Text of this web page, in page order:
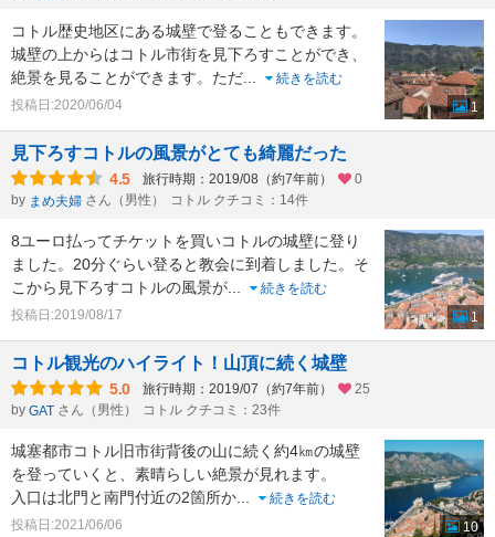
コトル歴史地区にある城壁で登ることもできます。
城壁の上からはコトル市街を見下ろすことができ、
絶景を見ることができます。ただ
続きを読む
投稿日:2020/06/04
1
見下ろすコトルの風景がとても綺麗だった
4.5 旅行時期：2019/08（約7年前）
0
by まめ夫婦 さん（男性） コトル クチコミ：14件
8ユーロ払ってチケットを買いコトルの城壁に登り
ました。20分ぐらい登ると教会に到着しました。そ
こから見下ろすコトルの風景が
続きを読む
投稿日:2019/08/17
1
コトル観光のハイライト！山頂に続く城壁
5.0 旅行時期：2019/07（約7年前）
25
by GAT さん（男性） コトル クチコミ：23件
城塞都市コトル旧市街背後の山に続く約4㎞の城壁
を登っていくと、素晴らしい絶景が見れます。
入口は北門と南門付近の2箇所か
続きを読む
投稿日:2021/06/06
10